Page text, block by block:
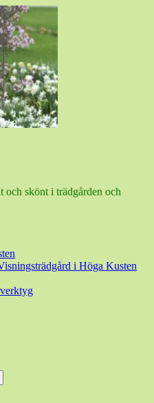
skönt i trädgården och
i Höga Kusten